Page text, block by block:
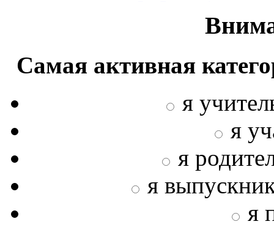
Самая активная
я
я
я
я
я